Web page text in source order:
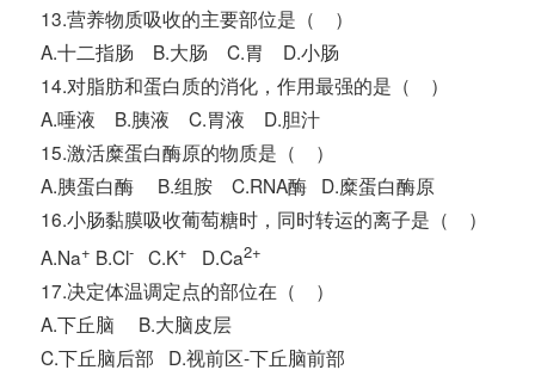
13.营养物质吸收的主要部位是（ ）
A.十二指肠 B.大肠 C.胃 D.小肠
14.对脂肪和蛋白质的消化，作用最强的是（ ）
A.唾液 B.胰液 C.胃液 D.胆汁
15.激活糜蛋白酶原的物质是（ ）
A.胰蛋白酶 B.组胺 C.RNA酶 D.糜蛋白酶原
16.小肠黏膜吸收葡萄糖时，同时转运的离子是（ ）
A.Na+ B.Cl- C.K+ D.Ca2+
17.决定体温调定点的部位在（ ）
A.下丘脑 B.大脑皮层
C.下丘脑后部 D.视前区-下丘脑前部